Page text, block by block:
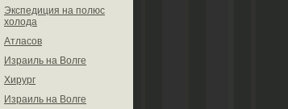
Экспедиция на полюс
холода
Атласов
Израиль на Волге
Хирург
Израиль на Волге